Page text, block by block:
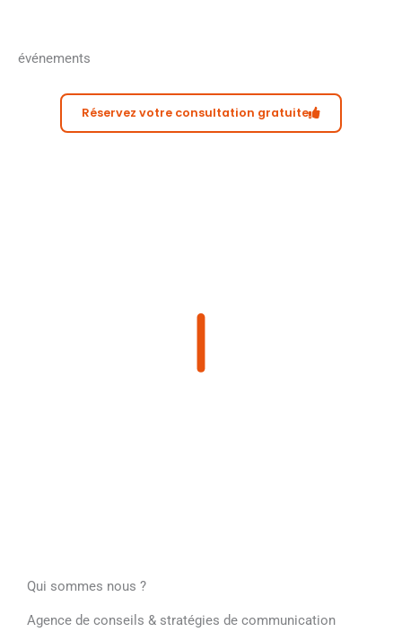
événements
Réservez votre consultation gratuite
Qui sommes nous ?
Agence de conseils & stratégies de communication